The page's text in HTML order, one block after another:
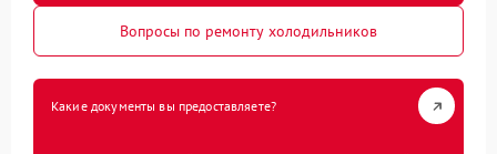
Вопросы по ремонту холодильников
Какие документы вы предоставляете?